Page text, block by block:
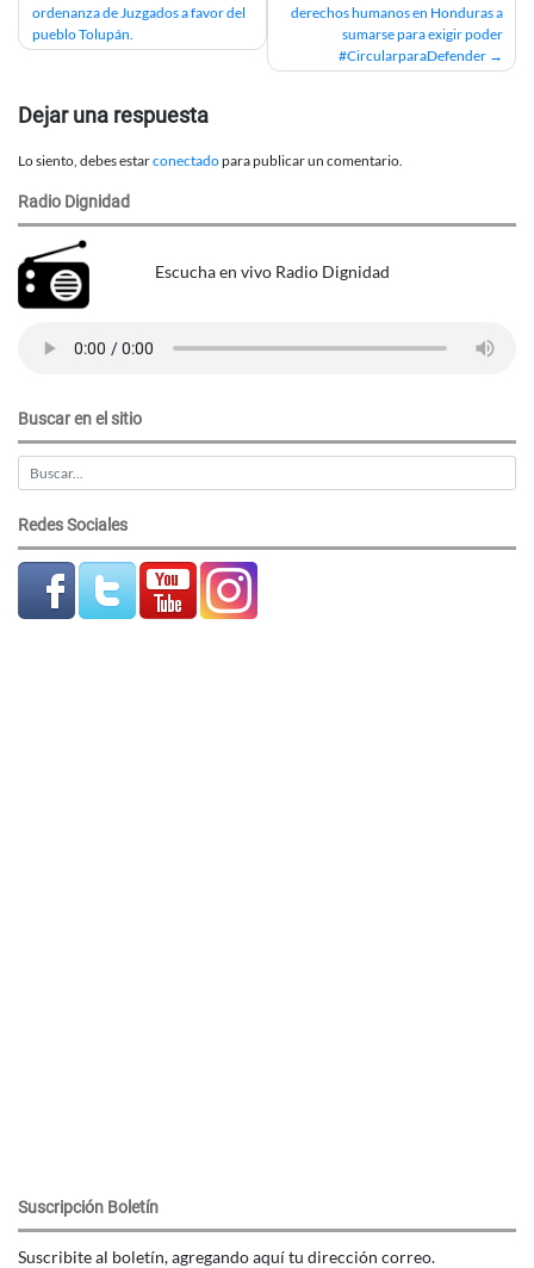
de
ordenanza de Juzgados a favor del
pueblo Tolupán.
derechos humanos en Honduras a
sumarse para exigir poder
#CircularparaDefender
Dejar una respuesta
Lo siento, debes estarconectadopara publicar un comentario.
Radio Dignidad
Escucha en vivo Radio Dignidad
Buscar en el sitio
Redes Sociales
Suscripción Boletín
Suscribite al boletín, agregando aquí tu dirección correo.